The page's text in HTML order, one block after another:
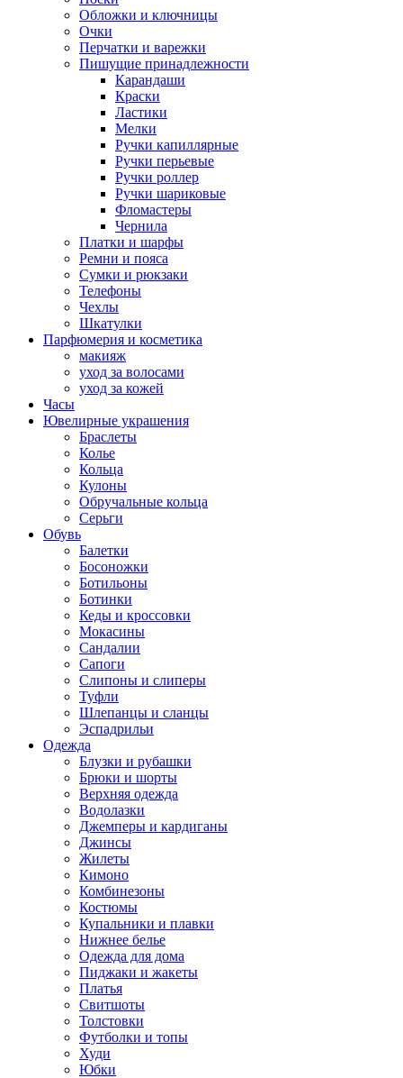
Обложки и ключницы
Очки
Перчатки и варежки
Пишущие принадлежности
Карандаши
Краски
Ластики
Мелки
Ручки капиллярные
Ручки перьевые
Ручки роллер
Ручки шариковые
Фломастеры
Чернила
Платки и шарфы
Ремни и пояса
Сумки и рюкзаки
Телефоны
Чехлы
Шкатулки
Парфюмерия и косметика
макияж
уход за волосами
уход за кожей
Часы
Ювелирные украшения
Браслеты
Колье
Кольца
Кулоны
Обручальные кольца
Серьги
Обувь
Балетки
Босоножки
Ботильоны
Ботинки
Кеды и кроссовки
Мокасины
Сандалии
Сапоги
Слипоны и слиперы
Туфли
Шлепанцы и сланцы
Эспадрильи
Одежда
Блузки и рубашки
Брюки и шорты
Верхняя одежда
Водолазки
Джемперы и кардиганы
Джинсы
Жилеты
Кимоно
Комбинезоны
Костюмы
Купальники и плавки
Нижнее белье
Одежда для дома
Пиджаки и жакеты
Платья
Свитшоты
Толстовки
Футболки и топы
Худи
Юбки